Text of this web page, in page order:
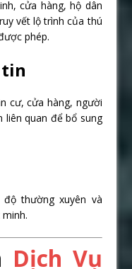
cửa hàng, hộ dân
vết lộ trình của thú
phép.
cư, cửa hàng, người
liên quan để bổ sung
thường xuyên và
Dịch Vụ